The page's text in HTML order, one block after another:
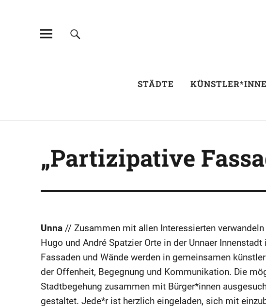
STÄDTE
„Partizipative
Unna // Zusammen mit allen Interessierten
Hugo und André Spatzier Orte in der Unnaer Innenstadt
Fassaden und Wände werden in gemeinsamen
der Offenheit, Begegnung und Kommunikation. Die
Stadtbegehung zusammen mit Bürger*innen
gestaltet. Jede*r ist herzlich eingeladen, sich mit